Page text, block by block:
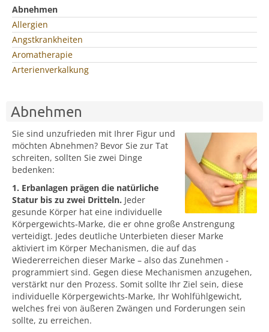
Abnehmen
Allergien
Angstkrankheiten
Aromatherapie
Arterienverkalkung
Abnehmen
Sie sind unzufrieden mit Ihrer Figur und
möchten Abnehmen? Bevor Sie zur Tat
schreiten, sollten Sie zwei Dinge
bedenken:
1. Erbanlagen prägen die natürliche
Statur bis zu zwei Dritteln. Jeder
gesunde Körper hat eine individuelle
Körpergewichts-Marke, die er ohne große Anstrengung
verteidigt. Jedes deutliche Unterbieten dieser Marke
aktiviert im Körper Mechanismen, die auf das
Wiedererreichen dieser Marke – also das Zunehmen -
programmiert sind. Gegen diese Mechanismen anzugehen,
verstärkt nur den Prozess. Somit sollte Ihr Ziel sein, diese
individuelle Körpergewichts-Marke, Ihr Wohlfühlgewicht,
welches frei von äußeren Zwängen und Forderungen sein
sollte, zu erreichen.